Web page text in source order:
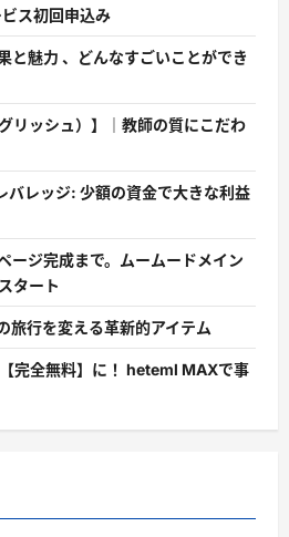
ビス初回申込み
と魅力 、どんなすごいことができ
リッシュ）】｜教師の質にこだわ
バレッジ: 少額の資金で大きな利益
ージ完成まで。ムームードメイン
タート
旅行を変える革新的アイテム
完全無料】に！ heteml MAXで事